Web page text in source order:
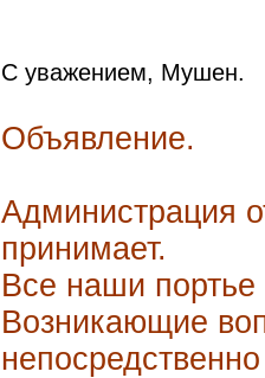
С уважением, Мушен.
Объявление.
Администрация
принимает.
Все наши
Возникающие